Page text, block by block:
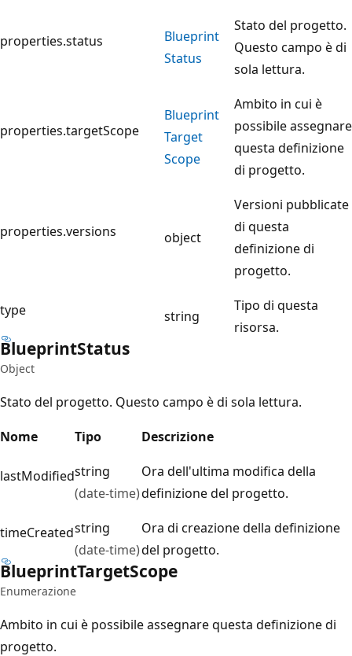
properties.status
Blueprint
Status
Stato del progetto.
Questo campo è di
sola lettura.
properties.targetScope
Blueprint
Target
Scope
Ambito in cui è
possibile assegnare
questa definizione
di progetto.
properties.versions object
Versioni pubblicate
di questa
definizione di
progetto.
type string
Tipo di questa
risorsa.
BlueprintStatus
Object
Stato del progetto. Questo campo è di sola lettura.
Nome
Tipo Descrizione
lastModifiedstring
(date-time)
Ora dell'ultima modifica della
definizione del progetto.
timeCreatedstring
(date-time)
Ora di creazione della definizione
del progetto.
BlueprintTargetScope
Enumerazione
Ambito in cui è possibile assegnare questa definizione di
progetto.